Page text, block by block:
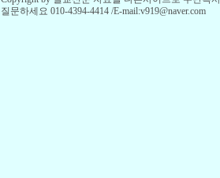
질문하세요 010-4394-4414 /E-mail:v919@naver.com